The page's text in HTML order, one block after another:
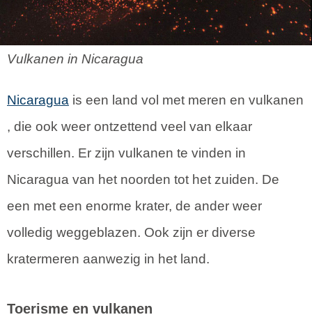
Vulkanen in Nicaragua
Nicaragua is een land vol met meren en vulkanen
, die ook weer ontzettend veel van elkaar
verschillen. Er zijn vulkanen te vinden in
Nicaragua van het noorden tot het zuiden. De
een met een enorme krater, de ander weer
volledig weggeblazen. Ook zijn er diverse
kratermeren aanwezig in het land.
Toerisme en vulkanen